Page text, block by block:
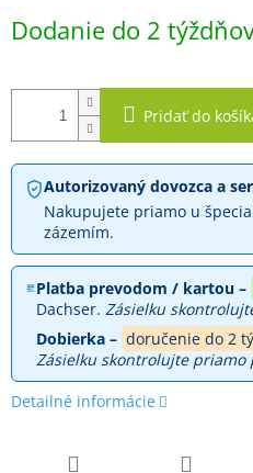
cena:
Dodanie do 2
Pridať do
Autorizovaný dovozca a
Nakupujete priamo u
zázemím.
Platba prevodom / kartou –
Dachser.Zásielku
Dobierka – doručenie do 2
Zásielku skontrolujte priamo
Detailné informácie